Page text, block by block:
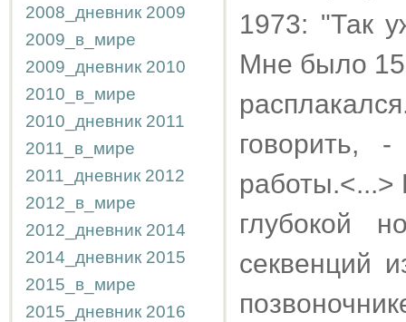
2008_дневник 2009
2009_в_мире
2009_дневник 2010
2010_в_мире
2010_дневник 2011
2011_в_мире
2011_дневник 2012
2012_в_мире
2012_дневник 2014
2014_дневник 2015
2015_в_мире
2015_дневник 2016
1973: "Так
Мне было
говорить,
работы.<...>
глубокой
секвенций